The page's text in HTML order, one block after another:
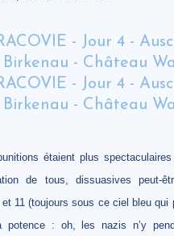
étaient plus
de tous, dissuasives peut-
11 (toujours sous ce ciel bleu qui
potence : oh, les nazis n’y